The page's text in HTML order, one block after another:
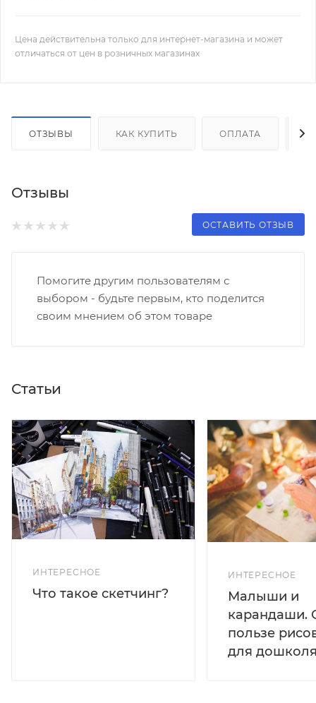
Цена действительна только для интернет-магазина и может
отличаться от цен в розничных магазинах
ОТЗЫВЫ КАК КУПИТЬ ОПЛАТА
Отзывы
ОСТАВИТЬ ОТЗЫВ
Помогите другим пользователям с
выбором - будьте первым, кто поделится
своим мнением об этом товаре
Статьи
ИНТЕРЕСНОЕ
Что такое скетчинг?
ИНТЕРЕСНОЕ
Малыши и
карандаши.
пользе
для